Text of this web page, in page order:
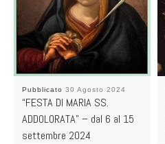
Pubblicato 30 Agosto 2024
“FESTA DI MARIA SS.
ADDOLORATA” – dal 6 al 15
settembre 2024